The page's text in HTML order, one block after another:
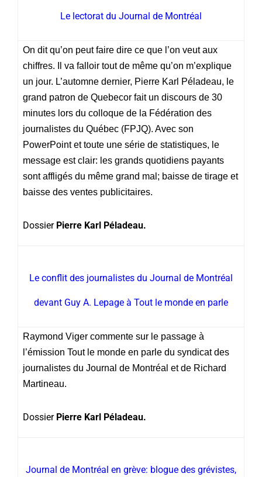
Le lectorat du Journal de Montréal
On dit qu’on peut faire dire ce que l’on veut aux
chiffres. Il va falloir tout de même qu’on m’explique
un jour. L’automne dernier, Pierre Karl Péladeau, le
grand patron de Quebecor fait un discours de 30
minutes lors du colloque de la Fédération des
journalistes du Québec (FPJQ). Avec son
PowerPoint et toute une série de statistiques, le
message est clair: les grands quotidiens payants
sont affligés du même grand mal; baisse de tirage et
baisse des ventes publicitaires.
Dossier Pierre Karl Péladeau.
Le conflit des journalistes du Journal de Montréal
devant Guy A. Lepage à Tout le monde en parle
Raymond Viger commente sur le passage à
l’émission Tout le monde en parle du syndicat des
journalistes du Journal de Montréal et de Richard
Martineau.
Dossier Pierre Karl Péladeau.
Journal de Montréal en grève: blogue des grévistes,